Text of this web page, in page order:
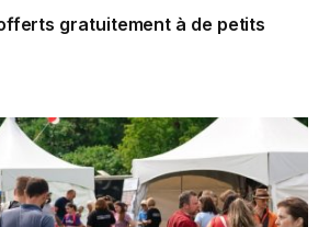
gratuitement à de petits